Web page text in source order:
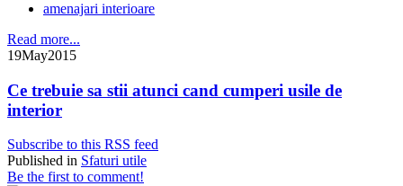
amenajari interioare
Read more...
19May2015
Ce trebuie sa stii atunci cand cumperi usile de
interior
Subscribe to this RSS feed
Published in Sfaturi utile
Be the first to comment!